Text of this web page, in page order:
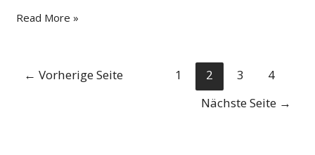
Read More »
← Vorherige Seite 1 2 3
4
Nächste Seite →